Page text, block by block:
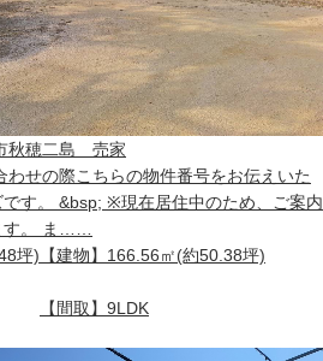
秋穂二島 売家
わせの際こちらの物件番号をお伝えいた
す。 &bsp; ※現在居住中のため、ご案内
す。 ま……
坪) 【建物】 166.56㎡(約50.38坪)
【間取】 9LDK